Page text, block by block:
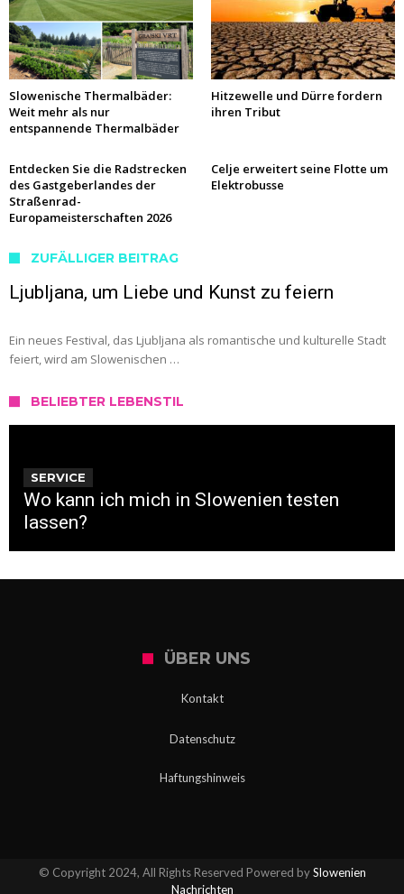
Slowenische Thermalbäder:
Weit mehr als nur
entspannende Thermalbäder
Hitzewelle und Dürre fordern
ihren Tribut
Entdecken Sie die Radstrecken
des Gastgeberlandes der
Straßenrad-
Europameisterschaften 2026
Celje erweitert seine Flotte um
Elektrobusse
ZUFÄLLIGER BEITRAG
Ljubljana, um Liebe und Kunst zu feiern
Ein neues Festival, das Ljubljana als romantische und kulturelle Stadt
feiert, wird am Slowenischen …
BELIEBTER LEBENSTIL
SERVICE
Wo kann ich mich in Slowenien testen
lassen?
ÜBER UNS
Kontakt
Datenschutz
Haftungshinweis
© Copyright 2024, All Rights Reserved Powered bySlowenien
Nachrichten